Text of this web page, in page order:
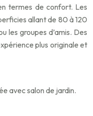
termes de confort. Les
allant de 80 à 120
les groupes d’amis. Des
plus originale et
avec salon de jardin.